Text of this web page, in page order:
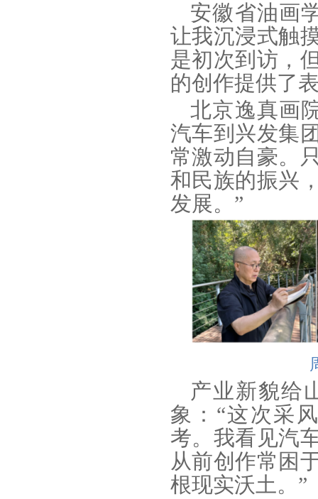
安徽省油画
让我沉浸式触
是初次到访，
的创作提供了
北京逸真画
汽车到兴发集
常激动自豪。
和民族的振兴
发展。”
产业新貌给
象：“这次采
考。我看见汽
从前创作常困
根现实沃土。”